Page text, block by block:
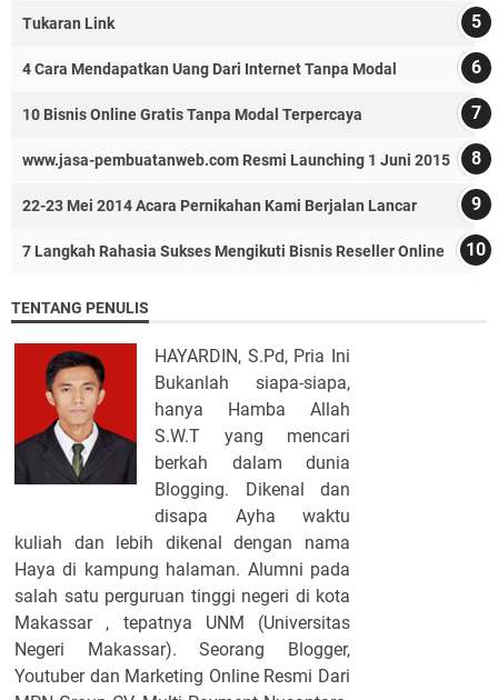
Tukaran Link
4 Cara Mendapatkan Uang Dari Internet Tanpa Modal
10 Bisnis Online Gratis Tanpa Modal Terpercaya
www.jasa-pembuatanweb.com Resmi Launching 1 Juni 2015
22-23 Mei 2014 Acara Pernikahan Kami Berjalan Lancar
7 Langkah Rahasia Sukses Mengikuti Bisnis Reseller Online
TENTANG PENULIS
HAYARDIN, S.Pd, Pria Ini
Bukanlah siapa-siapa,
hanya Hamba Allah
S.W.T yang mencari
berkah dalam dunia
Blogging. Dikenal dan
disapa Ayha waktu
kuliah dan lebih dikenal dengan nama
Haya di kampung halaman. Alumni pada
salah satu perguruan tinggi negeri di kota
Makassar , tepatnya UNM (Universitas
Negeri Makassar). Seorang Blogger,
Youtuber dan Marketing Online Resmi Dari